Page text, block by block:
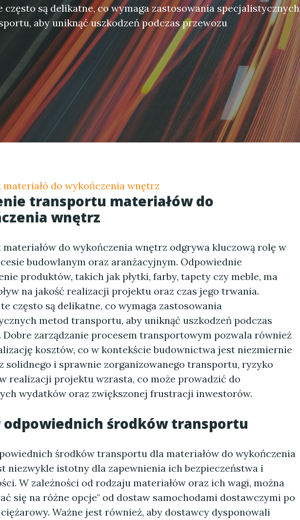
często są delikatne, co wymaga zastosowania specjalistycznych
aby uniknąć uszkodzeń podczas przewozu
do wykończenia wnętrz
transportu materiałów do
wnętrz
do wykończenia wnętrz odgrywa kluczową rolę w
budowlanym oraz aranżacyjnym. Odpowiednie
produktów, takich jak płytki, farby, tapety czy meble, ma
na jakość realizacji projektu oraz czas jego trwania.
często są delikatne, co wymaga zastosowania
metod transportu, aby uniknąć uszkodzeń podczas
Dobre zarządzanie procesem transportowym pozwala również
kosztów, co w kontekście budownictwa jest niezmiernie
solidnego i sprawnie zorganizowanego transportu, ryzyko
realizacji projektu wzrasta, co może prowadzić do
wydatków oraz zwiększonej frustracji inwestorów.
odpowiednich środków transportu
środków transportu dla materiałów do wykończenia
niezwykle istotny dla zapewnienia ich bezpieczeństwa i
W zależności od rodzaju materiałów oraz ich wagi, można
się na różne opcje" od dostaw samochodami dostawczymi po
Ważne jest również, aby dostawcy dysponowali